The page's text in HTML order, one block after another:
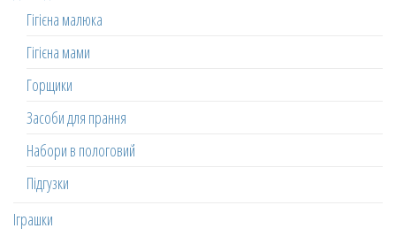
Гігієна малюка
Гігієна мами
Горщики
Засоби для прання
Набори в пологовий
Підгузки
Іграшки